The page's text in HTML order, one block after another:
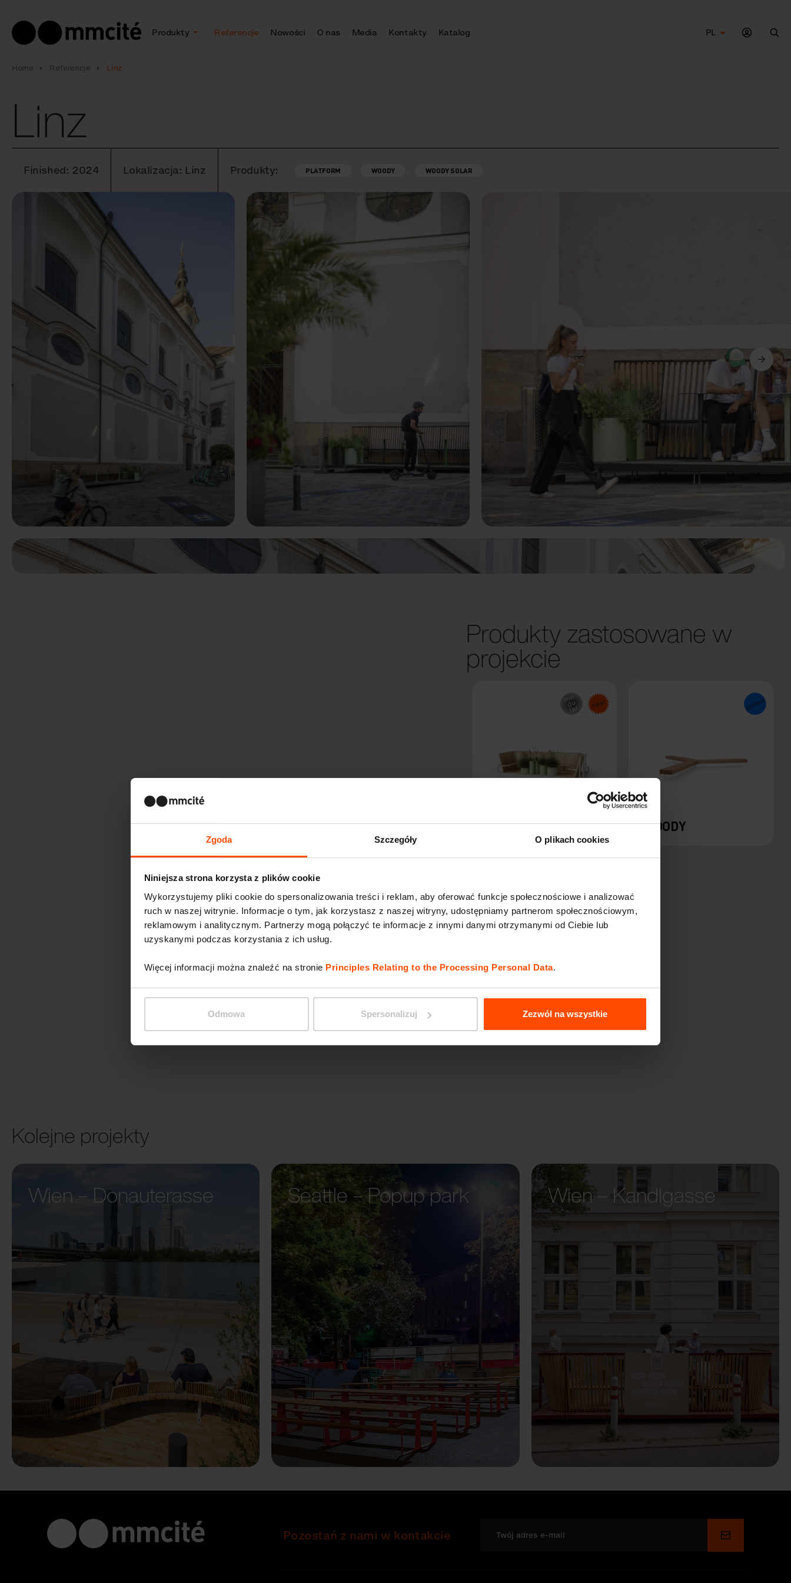
Zgoda Szczegóły O plikach cookies
Niniejsza strona korzysta z plików cookie
Wykorzystujemy pliki cookie do spersonalizowania treści i reklam, aby oferować funkcje społecznościowe i analizować
ruch w naszej witrynie. Informacje o tym, jak korzystasz z naszej witryny, udostępniamy partnerom społecznościowym,
reklamowym i analitycznym. Partnerzy mogą połączyć te informacje z innymi danymi otrzymanymi od Ciebie lub
uzyskanymi podczas korzystania z ich usług.
Więcej informacji można znaleźć na stronie Principles Relating to the Processing Personal Data.
Odmowa Spersonalizuj Zezwól na wszystkie
Produkty Referencje Nowości O nas Media Kontakty Katalog
PL
Home Referencje Linz
Linz
Finished: 2024 Lokalizacja: Linz Produkty: PLATFORM WOODY WOODY SOLAR
Dalej
Produkty zastosowane w
projekcie
PLATFORM WOODY
WOODY SOLAR
Kolejne projekty
Wien – Donauterasse
Seattle – Popup park Wien – Kandlgasse
Pozostań z nami w kontakcie Wyślij